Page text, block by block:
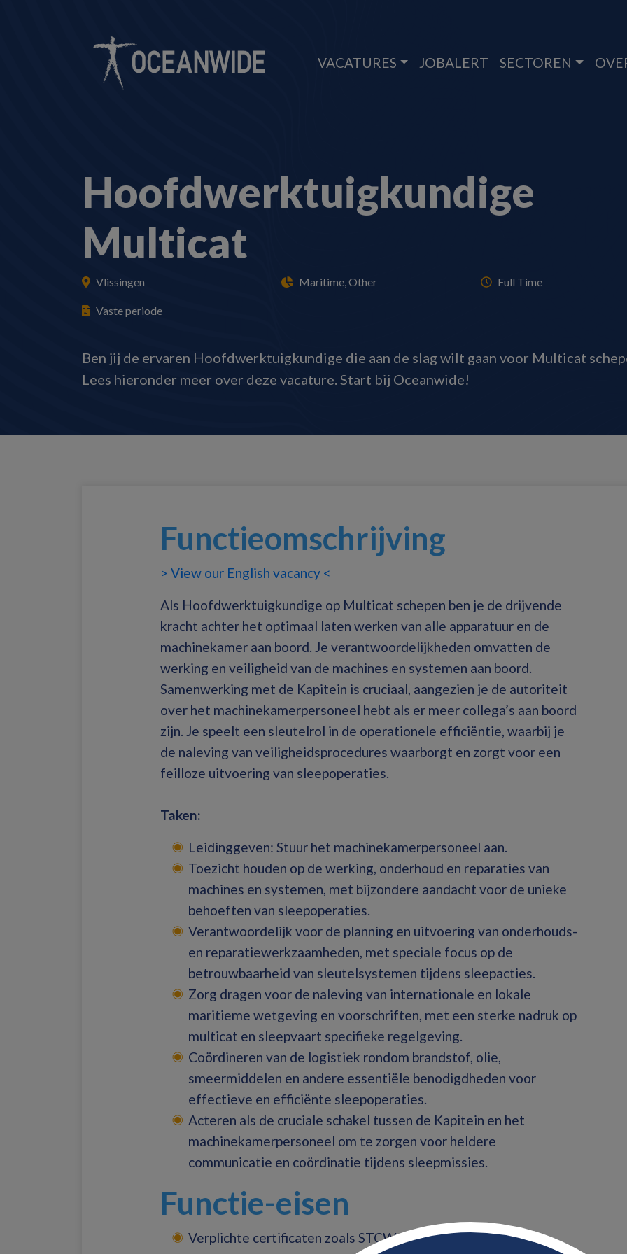
VACATURES JOBALERT SECTOREN
Hoofdwerktuigkundige
Multicat
Vlissingen Maritime, Other Full Time
Vaste periode
Ben jij de ervaren Hoofdwerktuigkundige die aan de slag wilt gaan voor Multicat
Lees hieronder meer over deze vacature. Start bij Oceanwide!
Functieomschrijving
> View our English vacancy <
Als Hoofdwerktuigkundige op Multicat schepen ben je de drijvende
kracht achter het optimaal laten werken van alle apparatuur en de
machinekamer aan boord. Je verantwoordelijkheden omvatten de
werking en veiligheid van de machines en systemen aan boord.
Samenwerking met de Kapitein is cruciaal, aangezien je de autoriteit
over het machinekamerpersoneel hebt als er meer collega’s aan boord
zijn. Je speelt een sleutelrol in de operationele efficiëntie, waarbij je
de naleving van veiligheidsprocedures waarborgt en zorgt voor een
feilloze uitvoering van sleepoperaties.
Taken:
Leidinggeven: Stuur het machinekamerpersoneel aan.
Toezicht houden op de werking, onderhoud en reparaties van
machines en systemen, met bijzondere aandacht voor de unieke
behoeften van sleepoperaties.
Verantwoordelijk voor de planning en uitvoering van onderhouds-
en reparatiewerkzaamheden, met speciale focus op de
betrouwbaarheid van sleutelsystemen tijdens sleepacties.
Zorg dragen voor de naleving van internationale en lokale
maritieme wetgeving en voorschriften, met een sterke nadruk op
multicat en sleepvaart specifieke regelgeving.
Coördineren van de logistiek rondom brandstof, olie,
smeermiddelen en andere essentiële benodigdheden voor
effectieve en efficiënte sleepoperaties.
Acteren als de cruciale schakel tussen de Kapitein en het
machinekamerpersoneel om te zorgen voor heldere
communicatie en coördinatie tijdens sleepmissies.
Functie-eisen
Verplichte certificaten zoals STCW, inclusief een geldige